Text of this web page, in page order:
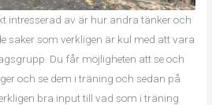
intresserad av är hur andra tänker och
saker som verkligen är kul med att vara
Du får möjligheten att se och
och se dem i träning och sedan på
bra input till vad som i träning